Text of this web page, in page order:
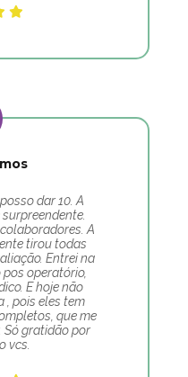
dar 10. A
A
tirou todas
Entrei na
operatório,
E hoje não
, pois eles tem
que me
Só gratidão por
vcs.